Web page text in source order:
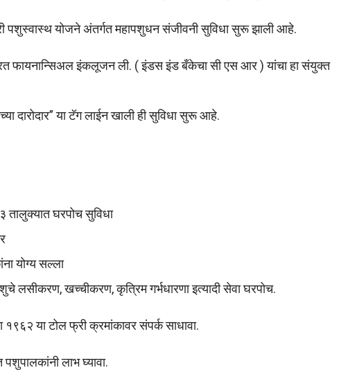
पशुस्वास्थ योजने अंतर्गत महापशुधन संजीवनी सुविधा सुरू झाली आहे.
फायनान्सिअल इंकलूजन ली. ( इंडस इंड बँकेचा सी एस आर ) यांचा हा संयुक्त
दारोदार” या टॅग लाईन खाली ही सुविधा सुरू आहे.
तालुक्यात घरपोच सुविधा
योग्य सल्ला
लसीकरण, खच्चीकरण, कृत्रिम गर्भधारणा इत्यादी सेवा घरपोच.
या टोल फ्री क्रमांकावर संपर्क साधावा.
लाभ घ्यावा.